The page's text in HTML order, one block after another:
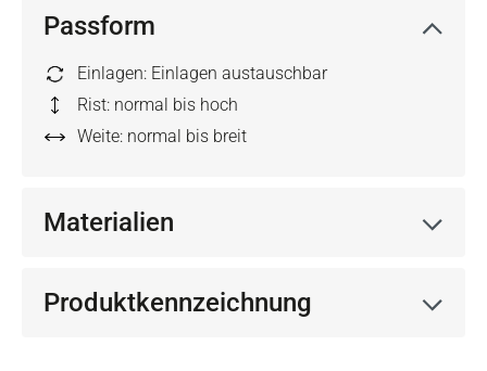
Passform
Einlagen: Einlagen austauschbar
Rist: normal bis hoch
Weite: normal bis breit
Materialien
Produktkennzeichnung